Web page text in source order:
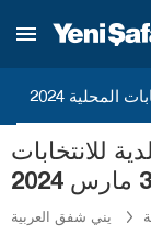
المحلية 2024
للانتخابات
يني شفق العربية
أماصيا
أنطاليا
أرداهان
أرتفين
أيدن
بالق أسير